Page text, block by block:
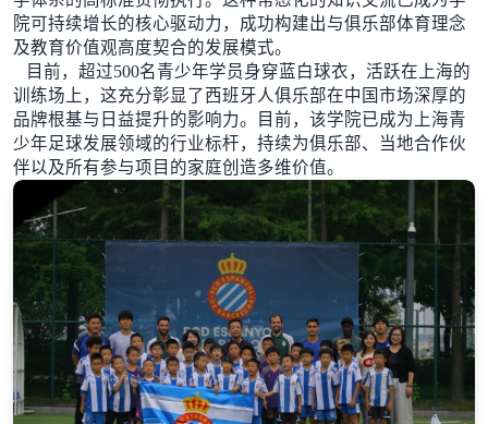
院可持续增长的核心驱动力，成功构建出与俱乐部体育理念
及教育价值观高度契合的发展模式。
目前，超过500名青少年学员身穿蓝白球衣，活跃在上海的
训练场上，这充分彰显了西班牙人俱乐部在中国市场深厚的
品牌根基与日益提升的影响力。目前，该学院已成为上海青
少年足球发展领域的行业标杆，持续为俱乐部、当地合作伙
伴以及所有参与项目的家庭创造多维价值。